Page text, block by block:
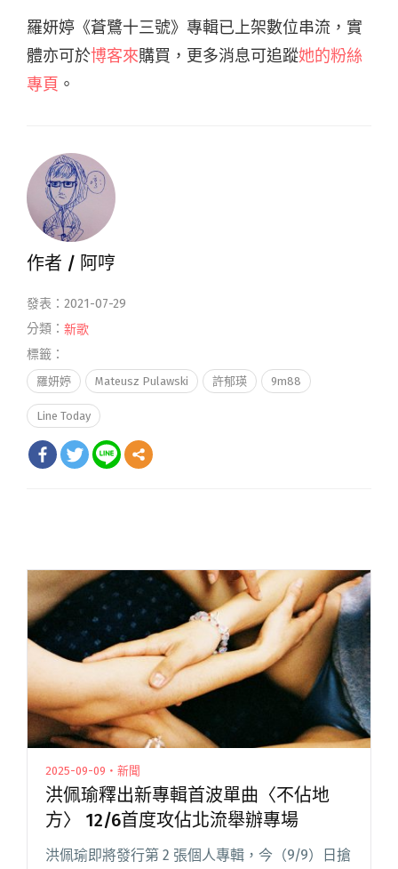
羅妍婷《蒼鷺十三號》專輯已上架數位串流，實
體亦可於博客來購買，更多消息可追蹤她的粉絲
專頁 。
作者 / 阿哼
發表：2021-07-29
分類： 新歌
標籤：
羅妍婷 Mateusz Pulawski 許郁瑛 9m88
Line Today
2025-09-09・新聞
洪佩瑜釋出新專輯首波單曲〈不佔地
方〉 12/6首度攻佔北流舉辦專場
洪佩瑜即將發行第 2 張個人專輯，今（9/9）日搶